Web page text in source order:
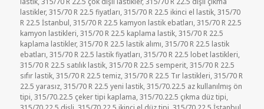
lastikler,315/70 R 22.5 fiyatları,315/70 R 22.5 ikinci el lastik,315/70
R 22.5 İstanbul,315/70 R 22.5 kamyon lastik ebatları,315/70 R 22.5
kamyon lastikleri,315/70 R 22.5 kaplama lastik,315/70 R 22.5
kaplama lastikler,315/70 R 22.5 lastik alımı,315/70 R 22.5 lastik
ebatları,315/70 R 22.5 lastik fiyatları,315/70 R 22.5 lobet lastikleri,
315/70 R 22.5 satılık lastik,315/70 R 22.5 semperit,315/70 R 22.5
sıfır lastik,315/70 R 22.5 temiz,315/70 R 22.5 Tır lastikleri,315/70 R
22.5 yarasız,315/70 R 22.5 yeni lastik,315/70.22.5 az kullanılmış ön
tipi,315/70.22.5 çeker tipi kaplama,315/70.22.5 çıkma düz tipi,